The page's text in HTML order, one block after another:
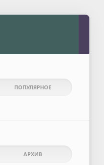
ПОПУЛЯРНОЕ
АРХИВ